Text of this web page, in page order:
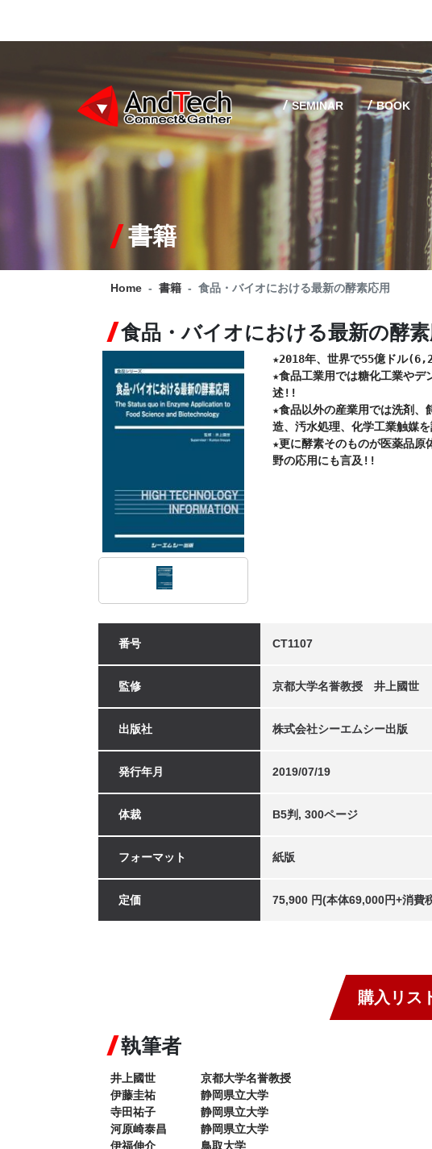
SEMINAR BOOK
書籍
Home 書籍 食品・バイオにおける最新の酵素応用
食品・バイオにおける最新の酵素
★2018年、世界で55億ドル
★食品工業用では糖化工業やデ
述!!
★食品以外の産業用では洗剤、
造、汚水処理、化学工業触媒
★更に酵素そのものが医薬品原
野の応用にも言及!!
番号 CT1107
監修 京都大学名誉教授 井上國世
出版社 株式会社シーエムシー出版
発行年月 2019/07/19
体裁 B5判, 300ページ
フォーマット 紙版
定価 75,900 円(本体69,000円+消費
購入リス
執筆者
井上國世　　　　京都大学名誉教授
伊藤圭祐　　　　静岡県立大学
寺田祐子　　　　静岡県立大学
河原崎泰昌　　　静岡県立大学
伊福伸介　　　　鳥取大学